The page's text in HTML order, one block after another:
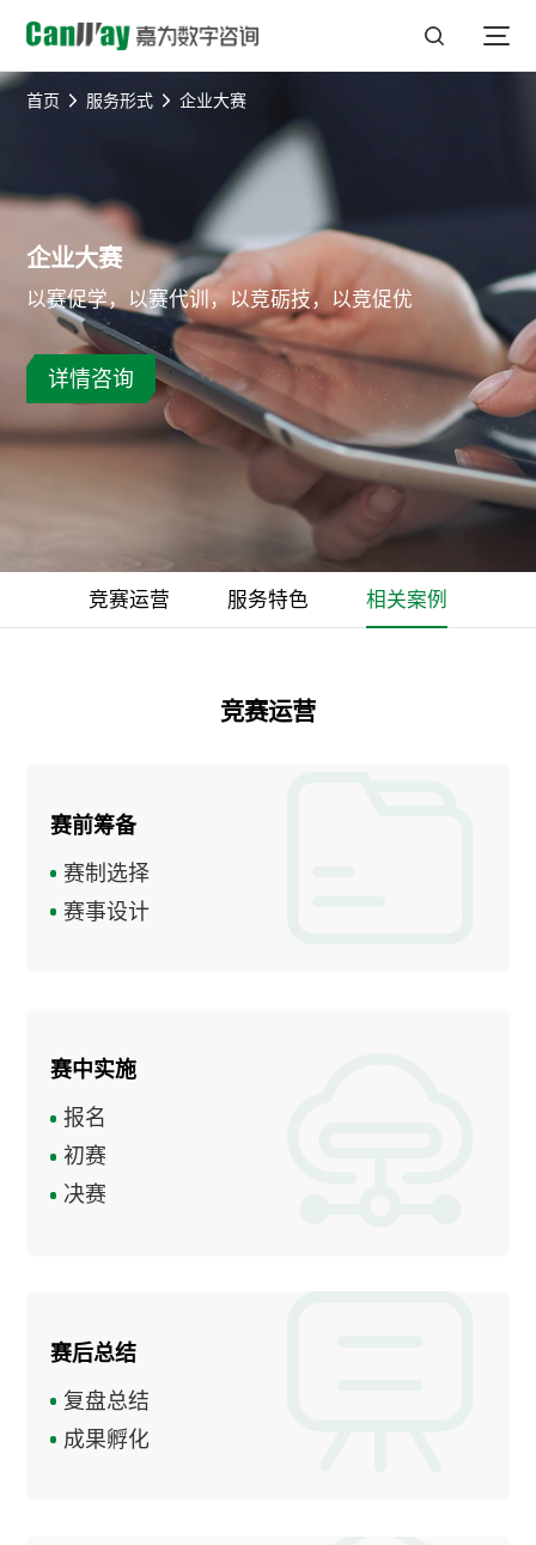
企业大赛
以赛促学，以赛代训，以竞砺技，以竞促优
详情咨询
首页 服务形式 企业大赛
竞赛运营 服务特色 相关案例
竞赛运营
赛前筹备
赛制选择
赛事设计
赛中实施
报名
初赛
决赛
赛后总结
复盘总结
成果孵化